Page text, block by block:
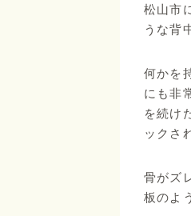
松山市
うな背
何かを
にも非
を続け
ックさ
骨がズ
板のよ